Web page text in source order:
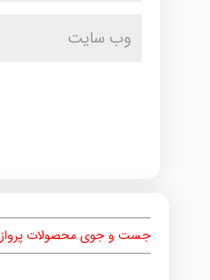
جست و جوی محصولات پرواز